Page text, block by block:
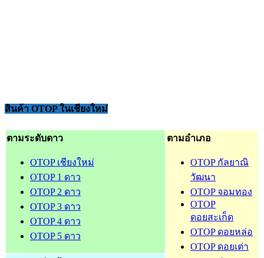
สินค้า OTOP ในเชียงใหม่
ตามระดับดาว
OTOP เชียงใหม่
OTOP 1 ดาว
OTOP 2 ดาว
OTOP 3 ดาว
OTOP 4 ดาว
OTOP 5 ดาว
ตามอำเภอ
OTOP กัลยาณิ
วัฒนา
OTOP จอมทอง
OTOP
ดอยสะเก็ด
OTOP ดอยหล่อ
OTOP ดอยเต่า